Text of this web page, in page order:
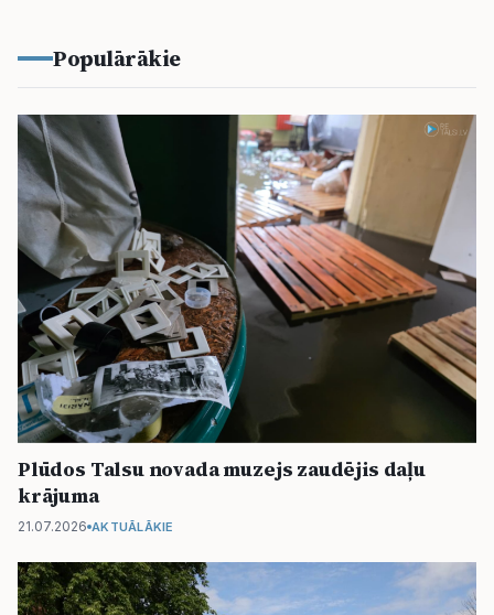
Populārākie
Plūdos Talsu novada muzejs zaudējis daļu
krājuma
21.07.2026 AKTUĀLĀKIE